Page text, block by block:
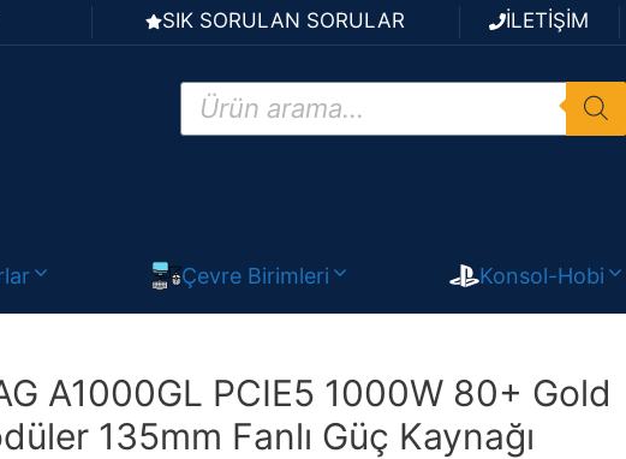
SIK SORULAN SORULAR İLETİŞİM
Products
search
Çevre Birimleri Konsol-Hobi
A1000GL PCIE5 1000W 80+ Gold
135mm Fanlı Güç Kaynağı